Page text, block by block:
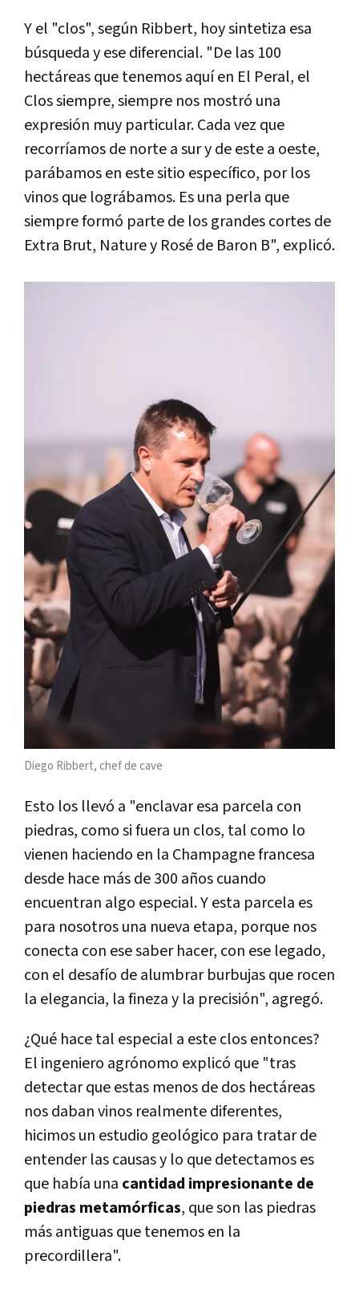
Y el "clos", según Ribbert, hoy sintetiza esa
búsqueda y ese diferencial. "De las 100
hectáreas que tenemos aquí en El Peral, el
Clos siempre, siempre nos mostró una
expresión muy particular. Cada vez que
recorríamos de norte a sur y de este a oeste,
parábamos en este sitio específico, por los
vinos que lográbamos. Es una perla que
siempre formó parte de los grandes cortes de
Extra Brut, Nature y Rosé de Baron B", explicó.
Diego Ribbert, chef de cave
Esto los llevó a "enclavar esa parcela con
piedras, como si fuera un clos, tal como lo
vienen haciendo en la Champagne francesa
desde hace más de 300 años cuando
encuentran algo especial. Y esta parcela es
para nosotros una nueva etapa, porque nos
conecta con ese saber hacer, con ese legado,
con el desafío de alumbrar burbujas que rocen
la elegancia, la fineza y la precisión", agregó.
¿Qué hace tal especial a este clos entonces?
El ingeniero agrónomo explicó que "tras
detectar que estas menos de dos hectáreas
nos daban vinos realmente diferentes,
hicimos un estudio geológico para tratar de
entender las causas y lo que detectamos es
que había una cantidad impresionante de
piedras metamórficas, que son las piedras
más antiguas que tenemos en la
precordillera".